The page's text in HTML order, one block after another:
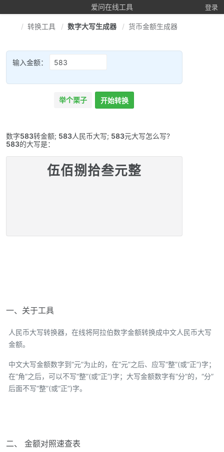
爱问在线工具 登录
转换工具 数字大写生成器 货币金额生成器
输入金额：
举个栗子 开始转换
数字583转金额; 583人民币大写; 583元大写怎么写?
583的大写是：
伍佰捌拾叁元整
一、关于工具
人民币大写转换器，在线将阿拉伯数字金额转换成中文人民币大写
金额。
中文大写金额数字到“元”为止的，在“元”之后、应写“整”(或“正”)字；
在“角”之后，可以不写“整”(或“正”)字；大写金额数字有“分”的，“分”
后面不写“整”(或“正”)字。
二、 金额对照速查表